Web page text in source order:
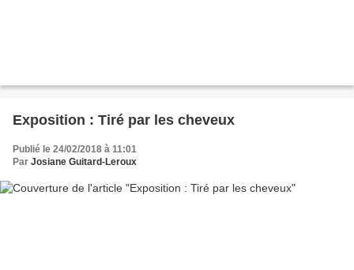
Exposition : Tiré par les cheveux
Publié le 24/02/2018 à 11:01
Par Josiane Guitard-Leroux